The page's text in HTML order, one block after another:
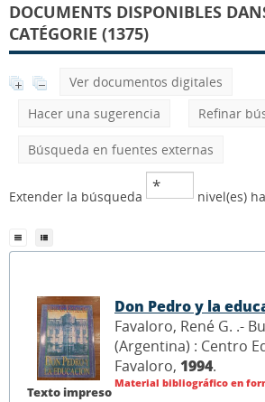
DOCUMENTS DISPONIBLES
CATÉGORIE (1375)
Ver documentos digitales
Hacer una sugerencia
Refinar
Búsqueda en fuentes externas
Extender la búsqueda nivel(es)
Texto impreso
Don Pedro y la
Favaloro, René G. .-
(Argentina) : Centro
Favaloro, 1994.
Material bibliográfico en